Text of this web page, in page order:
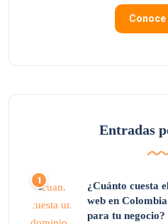
Conoce
Entradas
¿Cuánto cuesta
web en
para tu negocio?